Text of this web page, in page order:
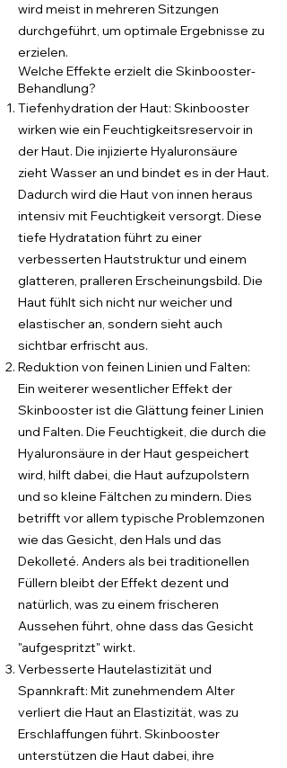
wird meist in mehreren Sitzungen
durchgeführt, um optimale Ergebnisse zu
erzielen.
Welche Effekte erzielt die Skinbooster-
Behandlung?
Tiefenhydration der Haut: Skinbooster
wirken wie ein Feuchtigkeitsreservoir in
der Haut. Die injizierte Hyaluronsäure
zieht Wasser an und bindet es in der Haut.
Dadurch wird die Haut von innen heraus
intensiv mit Feuchtigkeit versorgt. Diese
tiefe Hydratation führt zu einer
verbesserten Hautstruktur und einem
glatteren, pralleren Erscheinungsbild. Die
Haut fühlt sich nicht nur weicher und
elastischer an, sondern sieht auch
sichtbar erfrischt aus.
Reduktion von feinen Linien und Falten:
Ein weiterer wesentlicher Effekt der
Skinbooster ist die Glättung feiner Linien
und Falten. Die Feuchtigkeit, die durch die
Hyaluronsäure in der Haut gespeichert
wird, hilft dabei, die Haut aufzupolstern
und so kleine Fältchen zu mindern. Dies
betrifft vor allem typische Problemzonen
wie das Gesicht, den Hals und das
Dekolleté. Anders als bei traditionellen
Füllern bleibt der Effekt dezent und
natürlich, was zu einem frischeren
Aussehen führt, ohne dass das Gesicht
"aufgespritzt" wirkt.
Verbesserte Hautelastizität und
Spannkraft: Mit zunehmendem Alter
verliert die Haut an Elastizität, was zu
Erschlaffungen führt. Skinbooster
unterstützen die Haut dabei, ihre